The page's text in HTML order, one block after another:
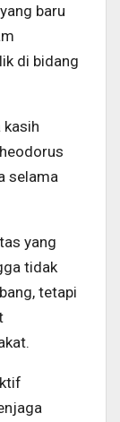
baru
di bidang
kasih
selama
yang
tidak
tetapi